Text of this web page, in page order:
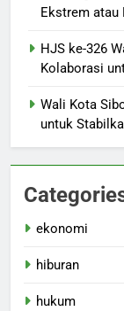
Ekstrem atau
HJS ke-326
Kolaborasi
Wali Kota
untuk
ekonomi
hiburan
hukum